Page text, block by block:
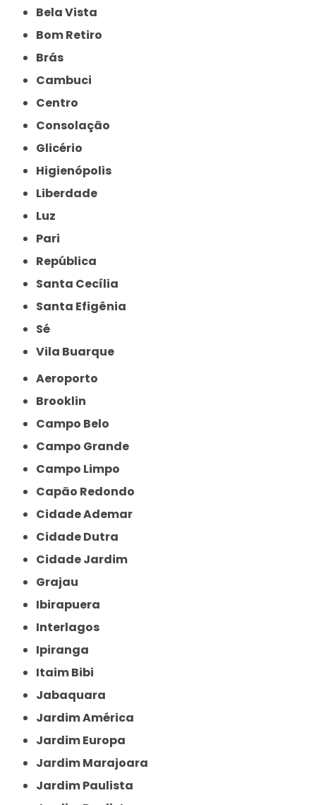
Bela Vista
Bom Retiro
Brás
Cambuci
Centro
Consolação
Glicério
Higienópolis
Liberdade
Luz
Pari
República
Santa Cecília
Santa Efigênia
Sé
Vila Buarque
Aeroporto
Brooklin
Campo Belo
Campo Grande
Campo Limpo
Capão Redondo
Cidade Ademar
Cidade Dutra
Cidade Jardim
Grajau
Ibirapuera
Interlagos
Ipiranga
Itaim Bibi
Jabaquara
Jardim América
Jardim Europa
Jardim Marajoara
Jardim Paulista